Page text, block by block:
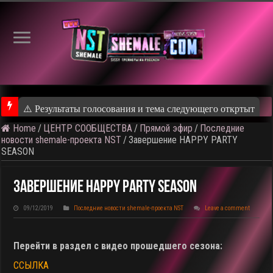
⚠️ Результаты голосования и тема следующего откртытого
Home / ЦЕНТР СООБЩЕСТВА / Прямой эфир / Последние
новости shemale-проекта NST /Завершение HAPPY PARTY
SEASON
Завершение HAPPY PARTY SEASON
09/12/2019 Последние новости shemale-проекта NST Leave a comment
Перейти в раздел с видео прошедшего сезона:
ССЫЛКА